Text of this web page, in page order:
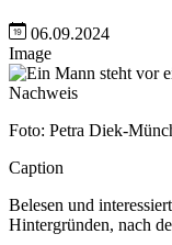
06.09.2024
Image
Nachweis
Foto: Petra Diek-
Caption
Belesen und
Hintergründen, nach